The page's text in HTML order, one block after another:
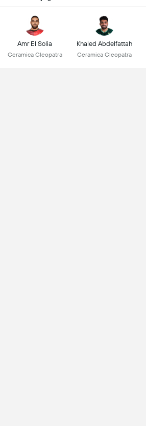
Amr El Solia
Ceramica Cleopatra
Khaled Abdelfattah
Ceramica Cleopatra